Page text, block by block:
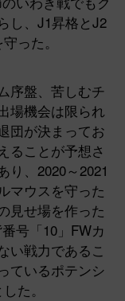
し、J1昇格とJ2
った。
序盤、苦しむチ
場機会は限られ
団が決まってお
ることが予想さ
り、2020～2021
マウスを守った
見せ場を作った
号「10」FWカ
い戦力であるこ
ているポテンシ
た。